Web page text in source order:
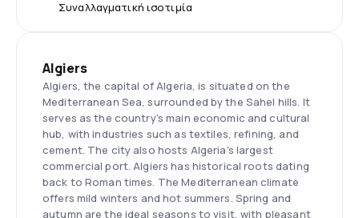
Συναλλαγματική ισοτιμία
Algiers
Algiers, the capital of Algeria, is situated on the
Mediterranean Sea, surrounded by the Sahel hills. It
serves as the country's main economic and cultural
hub, with industries such as textiles, refining, and
cement. The city also hosts Algeria's largest
commercial port. Algiers has historical roots dating
back to Roman times. The Mediterranean climate
offers mild winters and hot summers. Spring and
autumn are the ideal seasons to visit, with pleasant